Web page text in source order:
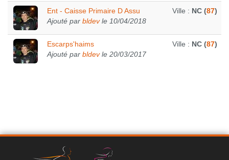
Ent - Caisse Primaire D Assu
Ajouté par bldevle 10/04/2018
Ville : NC (87)
Escarps'haims
Ajouté par bldevle 20/03/2017
Ville : NC (87)